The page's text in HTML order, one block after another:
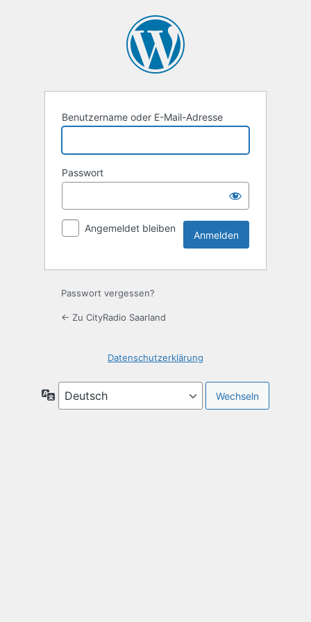
Benutzername oder E-Mail-Adresse
Passwort
Angemeldet bleiben
Passwort vergessen?
← Zu CityRadio Saarland
Datenschutzerklärung
Sprache